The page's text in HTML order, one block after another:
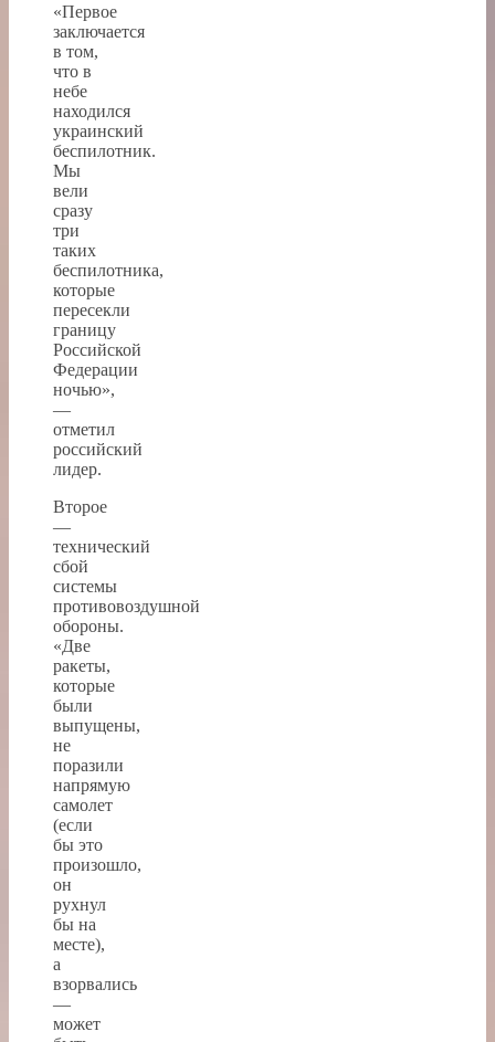
«Первое
заключается
в том,
что в
небе
находился
украинский
беспилотник.
Мы
вели
сразу
три
таких
беспилотника,
которые
пересекли
границу
Российской
Федерации
ночью»,
—
отметил
российский
лидер.
Второе
—
технический
сбой
системы
противовоздушной
обороны.
«Две
ракеты,
которые
были
выпущены,
не
поразили
напрямую
самолет
(если
бы это
произошло,
он
рухнул
бы на
месте),
а
взорвались
—
может